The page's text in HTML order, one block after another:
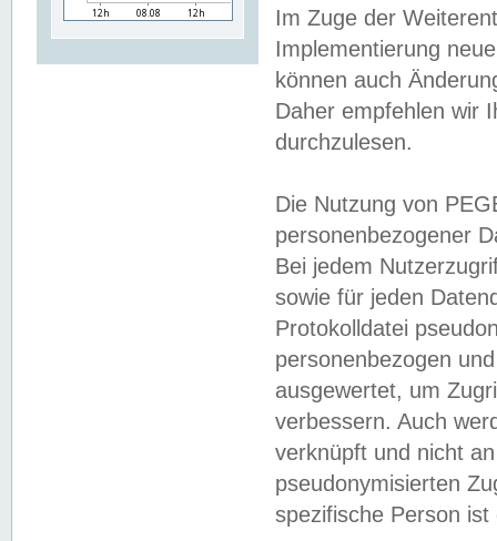
Im Zuge der
Implementierung
können auch
Daher empfehlen wir
durchzulesen.
Die Nutzung von
personenbezogener
Bei jedem
sowie für jeden
Protokolldatei
personenbezogen
ausgewertet, um
verbessern. Auch
verknüpft und nicht
pseudonymisierten
spezifische Person